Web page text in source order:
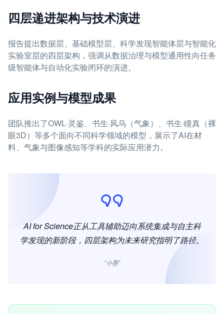
四层递进架构与技术演进
报告提出数据层、基础模型层、科学发现智能体层与智能化
实验室层的四层架构，强调从数据治理与模型通用性向任务
级智能体与自动化实验闭环的演进。
应用实例与模型成果
团队推出了OWL·灵鉴、书生·风乌（气象）、书生·瞳真（裸
眼3D）等多个面向不同科学领域的模型，展示了AI在材
料、气象与图像感知等学科的实际应用潜力。
AI for Science正从工具辅助迈向系统集成与自主科
学发现的新阶段，四层架构为未来研究指明了路径。
“小墨”